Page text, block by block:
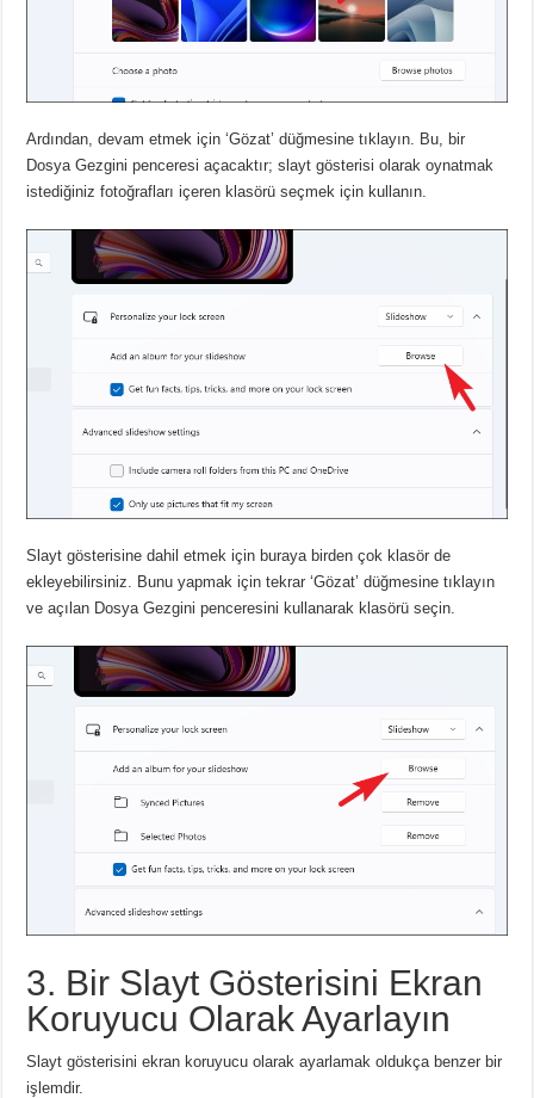
Ardından, devam etmek için ‘Gözat’ düğmesine tıklayın. Bu, bir
Dosya Gezgini penceresi açacaktır;slayt gösterisi olarak oynatmak
istediğiniz fotoğrafları içeren klasörü seçmek için kullanın.
Slayt gösterisine dahil etmek için buraya birden çok klasör de
ekleyebilirsiniz.
Bunu yapmak için tekrar ‘Gözat’ düğmesine tıklayın
ve açılan Dosya Gezgini penceresini kullanarak klasörü seçin.
3. Bir Slayt Gösterisini Ekran
Koruyucu Olarak Ayarlayın
Slayt gösterisini ekran koruyucu olarak ayarlamak oldukça benzer bir
işlemdir.